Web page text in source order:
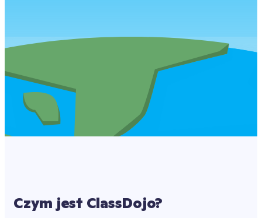
Czym jest ClassDojo?